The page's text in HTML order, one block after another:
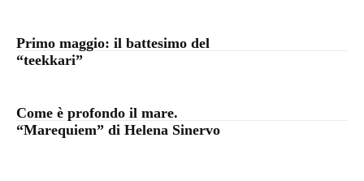
Primo maggio: il battesimo del
“teekkari”
Come è profondo il mare.
“Marequiem” di Helena Sinervo